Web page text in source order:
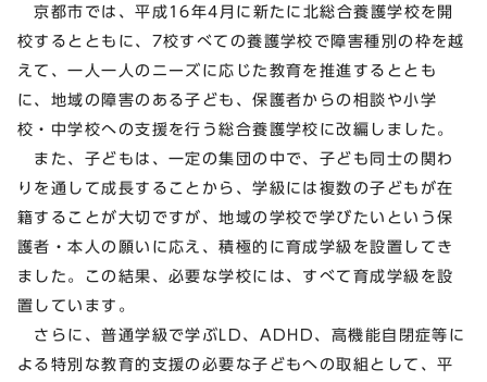
京都市では、平成16年4月に新たに北総合養護学校を開
校するとともに、7校すべての養護学校で障害種別の枠を越
えて、一人一人のニーズに応じた教育を推進するととも
に、地域の障害のある子ども、保護者からの相談や小学
校・中学校への支援を行う総合養護学校に改編しました。
また、子どもは、一定の集団の中で、子ども同士の関わ
りを通して成長することから、学級には複数の子どもが在
籍することが大切ですが、地域の学校で学びたいという保
護者・本人の願いに応え、積極的に育成学級を設置してき
ました。この結果、必要な学校には、すべて育成学級を設
置しています。
さらに、普通学級で学ぶLD、ADHD、高機能自閉症等に
よる特別な教育的支援の必要な子どもへの取組として、平